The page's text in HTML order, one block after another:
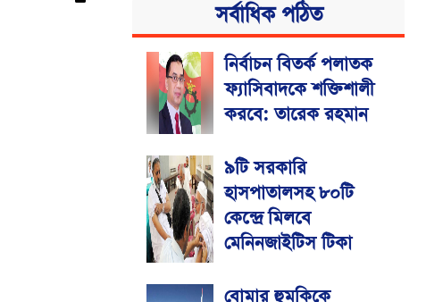
সর্বাধিক পঠিত
নির্বাচন বিতর্ক পলাতক
ফ্যাসিবাদকে শক্তিশালী
করবে: তারেক রহমান
৯টি সরকারি
হাসপাতালসহ ৮০টি
কেন্দ্রে মিলবে
মেনিনজাইটিস টিকা
বোমার হুমকিকে